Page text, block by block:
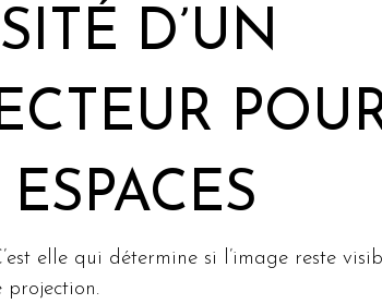
D’UN
elle qui détermine si l’image reste
projection.